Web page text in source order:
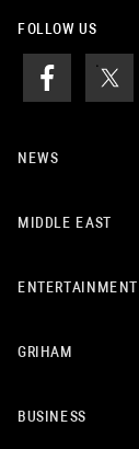
FOLLOW US
NEWS
MIDDLE EAST
ENTERTAINMENT
GRIHAM
BUSINESS